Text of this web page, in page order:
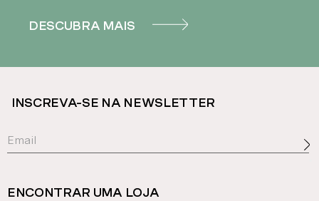
DESCUBRA MAIS
INSCREVA-SE NA NEWSLETTER
ENCONTRAR UMA LOJA